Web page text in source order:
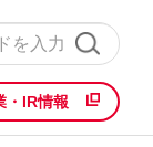
・IR情報